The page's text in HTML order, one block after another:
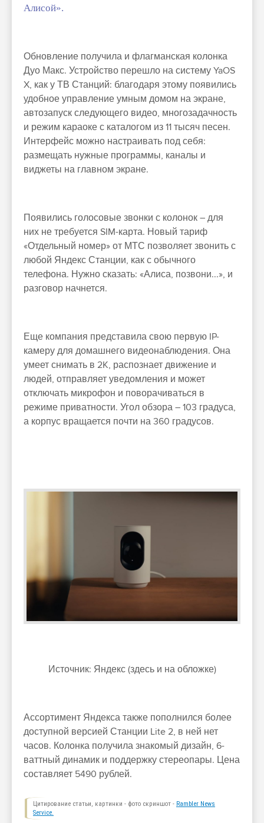
Алисой».
Обновление получила и флагманская колонка
Дуо Макс. Устройство перешло на систему YaOS
X, как у ТВ Станций: благодаря этому появились
удобное управление умным домом на экране,
автозапуск следующего видео, многозадачность
и режим караоке с каталогом из 11 тысяч песен.
Интерфейс можно настраивать под себя:
размещать нужные программы, каналы и
виджеты на главном экране.
Появились голосовые звонки с колонок – для
них не требуется SIM-карта. Новый тариф
«Отдельный номер» от МТС позволяет звонить с
любой Яндекс Станции, как с обычного
телефона. Нужно сказать: «Алиса, позвони...», и
разговор начнется.
Еще компания представила свою первую IP-
камеру для домашнего видеонаблюдения. Она
умеет снимать в 2K, распознает движение и
людей, отправляет уведомления и может
отключать микрофон и поворачиваться в
режиме приватности. Угол обзора – 103 градуса,
а корпус вращается почти на 360 градусов.
Источник: Яндекс (здесь и на обложке)
Ассортимент Яндекса также пополнился более
доступной версией Станции Lite 2, в ней нет
часов. Колонка получила знакомый дизайн, 6-
ваттный динамик и поддержку стереопары. Цена
составляет 5490 рублей.
Цитирование статьи, картинки - фото скриншот - Rambler News
Service.